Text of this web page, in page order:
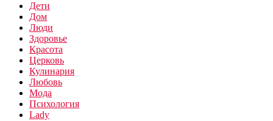
Дети
Дом
Люди
Здоровье
Красота
Церковь
Кулинария
Любовь
Мода
Психология
Lady